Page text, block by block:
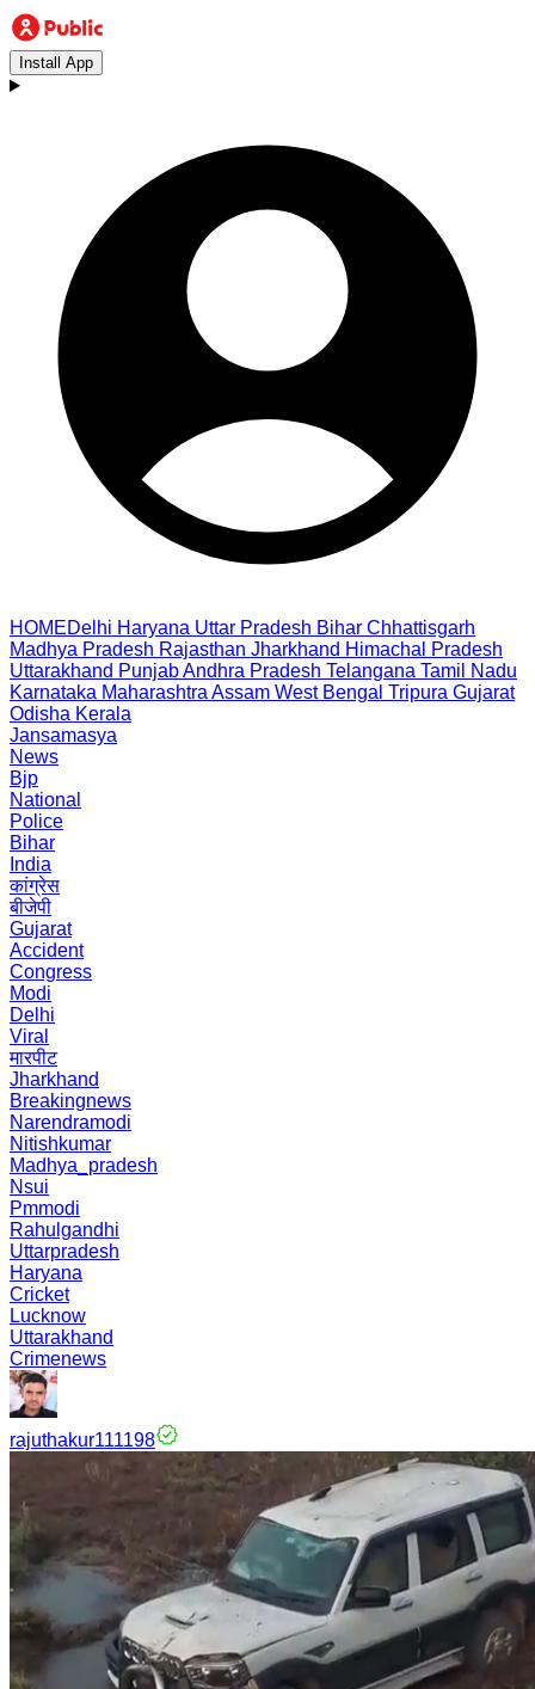
Install App
HOMEDelhi Haryana Uttar Pradesh Bihar Chhattisgarh
Madhya Pradesh Rajasthan Jharkhand Himachal Pradesh
Uttarakhand PunjabAndhra Pradesh Telangana Tamil Nadu
Karnataka Maharashtra Assam West Bengal Tripura Gujarat
Odisha Kerala
Jansamasya
News
Bjp
National
Police
Bihar
India
कांग्रेस
बीजेपी
Gujarat
Accident
Congress
Modi
Delhi
Viral
मारपीट
Jharkhand
Breakingnews
Narendramodi
Nitishkumar
Madhya_pradesh
Nsui
Pmmodi
Rahulgandhi
Uttarpradesh
Haryana
Cricket
Lucknow
Uttarakhand
Crimenews
rajuthakur111198